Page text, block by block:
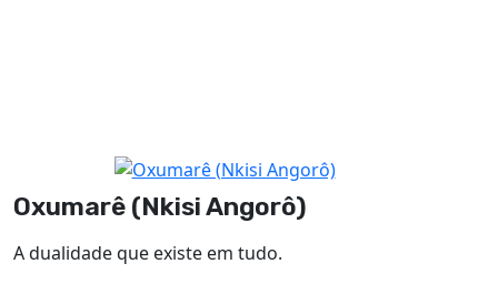
Oxumarê (Nkisi Angorô)
A dualidade que existe em tudo.